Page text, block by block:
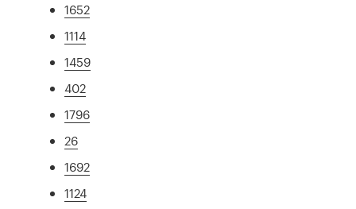
1652
1114
1459
402
1796
26
1692
1124